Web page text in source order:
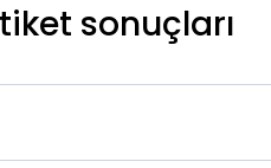
sonuçları